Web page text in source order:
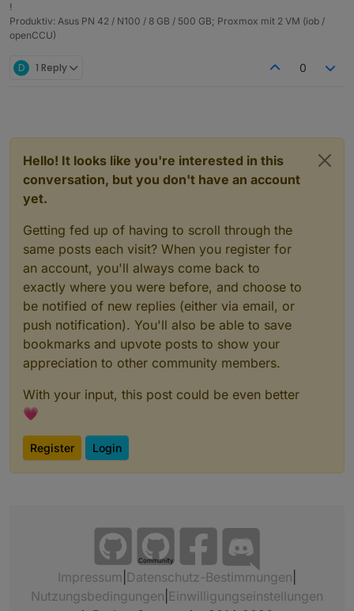
!
Produktiv: Asus PN 42 / N100 / 8 GB / 500 GB; Proxmox mit 2 VM (iob /
openCCU)
D 1 Reply 0
Hello! It looks like you're interested in this
conversation, but you don't have an account
yet.
Getting fed up of having to scroll through the
same posts each visit? When you register for
an account, you'll always come back to
exactly where you were before, and choose to
be notified of new replies (either via email, or
push notification). You'll also be able to save
bookmarks and upvote posts to show your
appreciation to other community members.
With your input, this post could be even better
💗
Register Login
Community
Impressum Datenschutz-Bestimmungen
Nutzungsbedingungen Einwilligungseinstellungen